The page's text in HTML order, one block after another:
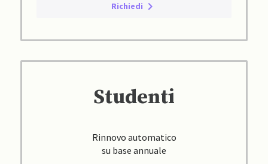
Richiedi
Studenti
Rinnovo automatico
su base annuale